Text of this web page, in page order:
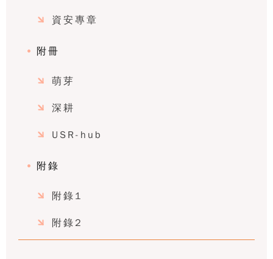
資安專章
附冊
萌芽
深耕
USR-hub
附錄
附錄1
附錄2